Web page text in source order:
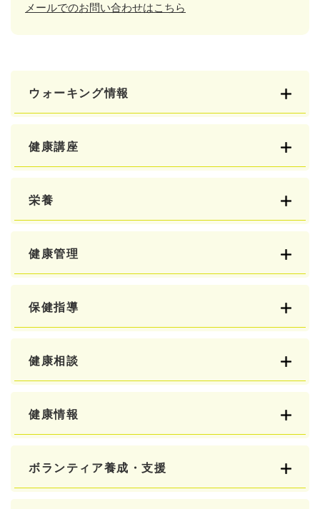
メールでのお問い合わせはこちら
ウォーキング情報
健康講座
栄養
健康管理
保健指導
健康相談
健康情報
ボランティア養成・支援